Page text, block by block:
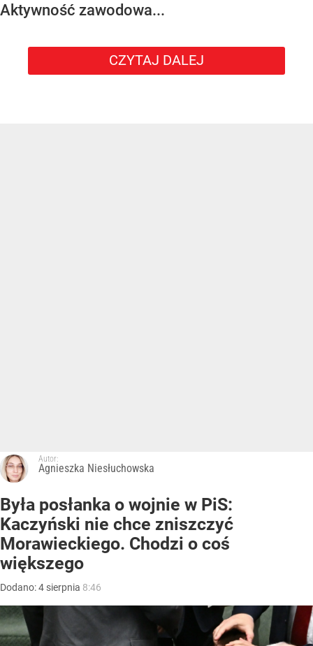
Aktywność zawodowa...
CZYTAJ DALEJ
Autor:
Agnieszka Niesłuchowska
Była posłanka o wojnie w PiS:
Kaczyński nie chce zniszczyć
Morawieckiego. Chodzi o coś
większego
Dodano:4 sierpnia 8:46